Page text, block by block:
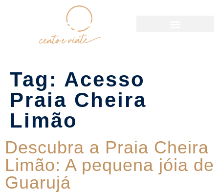
Tag: Acesso
Praia Cheira
Limão
Descubra a Praia Cheira
Limão: A pequena jóia de
Guarujá